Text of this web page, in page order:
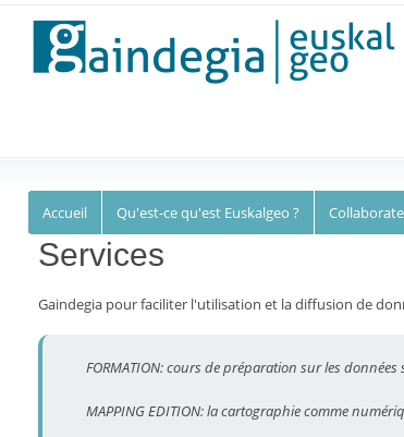
Euskalgeo
Accueil Qu'est-ce qu'est Euskalgeo ?
Services
Gaindegia pour faciliter l'utilisation et la diffusion de
FORMATION: cours de préparation sur les
MAPPING EDITION: la cartographie comme